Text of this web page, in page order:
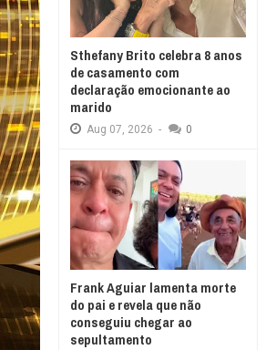
Sthefany Brito celebra 8 anos
de casamento com
declaração emocionante ao
marido
Aug 07, 2026 - 0
Frank Aguiar lamenta morte
do pai e revela que não
conseguiu chegar ao
sepultamento